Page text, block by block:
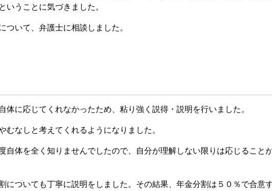
うことに気づきました。
いて、弁護士に相談しました。
体に応じてくれなかったため、粘り強く説得・説明を行いました。
むなしと考えてくれるようになりました。
自体を全く知りませんでしたので、自分が理解しない限りは応じること
についても丁寧に説明をしました。その結果、年金分割は５０％で合意